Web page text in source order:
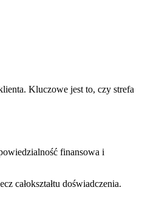
Kluczowe jest to, czy strefa
finansowa i
całokształtu doświadczenia.